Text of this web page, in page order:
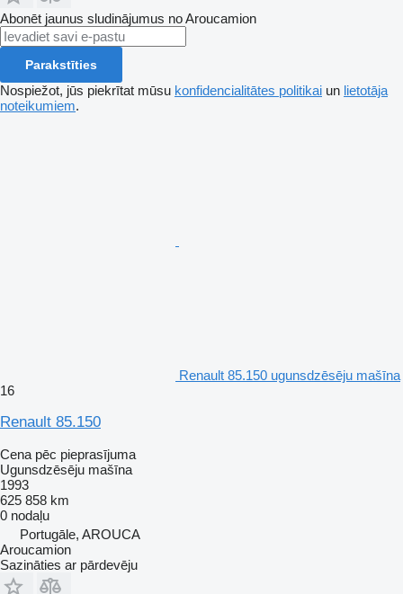
Abonēt jaunus sludinājumus no Aroucamion
Parakstīties
Nospiežot, jūs piekrītat mūsu konfidencialitātes politikai un lietotāja
noteikumiem.
Renault 85.150 ugunsdzēsēju mašīna
16
Renault 85.150
Cena pēc pieprasījuma
Ugunsdzēsēju mašīna
1993
625 858 km
0 nodaļu
Portugāle, AROUCA
Aroucamion
Sazināties ar pārdevēju